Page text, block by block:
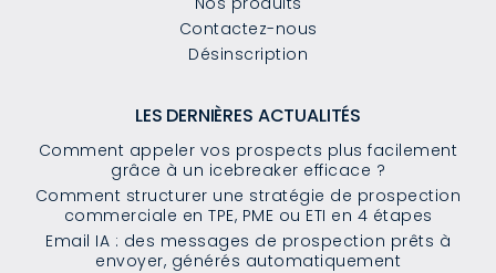
Contactez-nous
Désinscription
LES DERNIÈRES ACTUALITÉS
Comment appeler vos prospects plus facilement
grâce à un icebreaker efficace ?
Comment structurer une stratégie de prospection
commerciale en TPE, PME ou ETI en 4 étapes
Email IA : des messages de prospection prêts à
envoyer, générés automatiquement